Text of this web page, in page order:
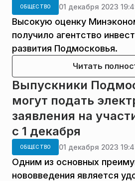
ОБЩЕСТВО 01 декабря 2023
Высокую оценку
получило агентство
развития Подмосковья.
Читать
Выпускники
могут подать
заявления на
с 1 декабря
ОБЩЕСТВО 01 декабря 2023
Одним из основных
нововведения является